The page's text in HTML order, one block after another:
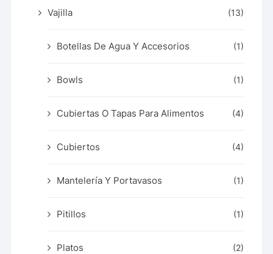
Vajilla (13)
Botellas De Agua Y Accesorios (1)
Bowls (1)
Cubiertas O Tapas Para Alimentos (4)
Cubiertos (4)
Mantelería Y Portavasos (1)
Pitillos (1)
Platos (2)